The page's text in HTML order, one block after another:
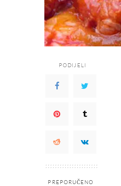
PODIJELI
PREPORUČENO